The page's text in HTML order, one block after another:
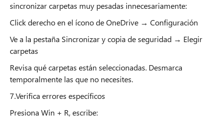
sincronizar carpetas muy pesadas innecesariamente:
Click derecho en el ícono de OneDrive → Configuración
Ve a la pestaña Sincronizar y copia de seguridad → Elegir
carpetas
Revisa qué carpetas están seleccionadas. Desmarca
temporalmente las que no necesites.
7.Verifica errores específicos
Presiona Win + R, escribe: